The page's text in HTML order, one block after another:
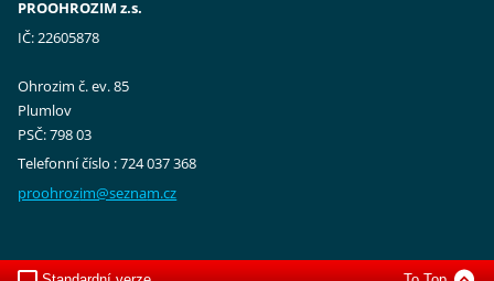
PROOHROZIM z.s.
IČ: 22605878
Ohrozim č. ev. 85
Plumlov
PSČ: 798 03
Telefonní číslo : 724 037 368
proohrozim@seznam.cz